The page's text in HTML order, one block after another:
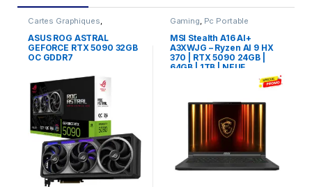
Cartes Graphiques
Composants Gaming
ASUS ROG ASTRAL
GEFORCE RTX 5090 32GB
OC GDDR7
Gaming Pc Portable
MSI Stealth A16 AI+
A3XWJG – Ryzen AI 9 HX
370 | RTX 5090 24GB |
64GB | 1TB | NEUF